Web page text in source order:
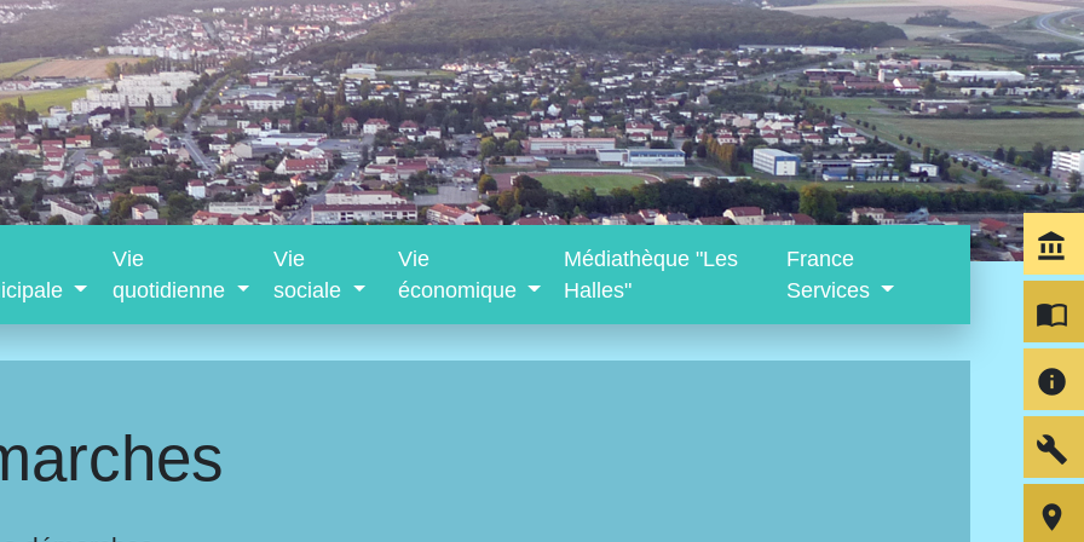
Vie
quotidienne
Vie
sociale
Vie
économique
Médiathèque "Les
Halles"
France
Services
account_balance
import_contacts
info
build
room